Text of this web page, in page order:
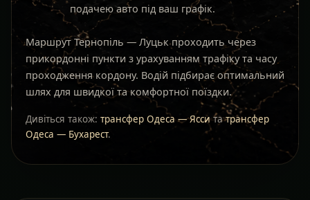
подачею авто під ваш графік.
Маршрут Тернопіль — Луцьк проходить через
прикордонні пункти з урахуванням трафіку та часу
проходження кордону. Водій підбирає оптимальний
шлях для швидкої та комфортної поїздки.
Дивіться також: трансфер Одеса — Ясситатрансфер
Одеса — Бухарест.